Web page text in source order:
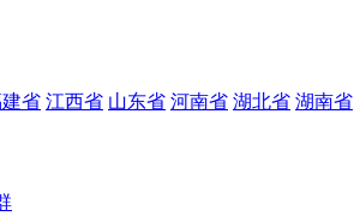
省 江西省 山东省 河南省 湖北省 湖南省